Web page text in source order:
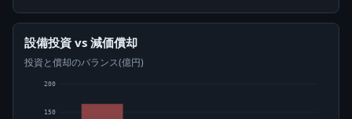
設備投資 vs 減価償却
投資と償却のバランス(億円)
150
200